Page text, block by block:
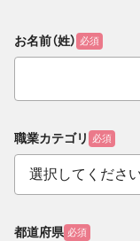
お名前（姓） 必須
職業カテゴリ 必須
都道府県 必須